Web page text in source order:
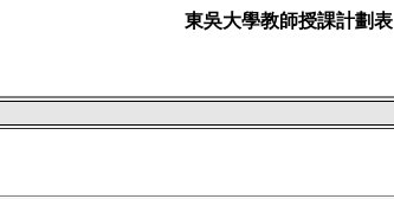
東吳大學教師授課計劃表